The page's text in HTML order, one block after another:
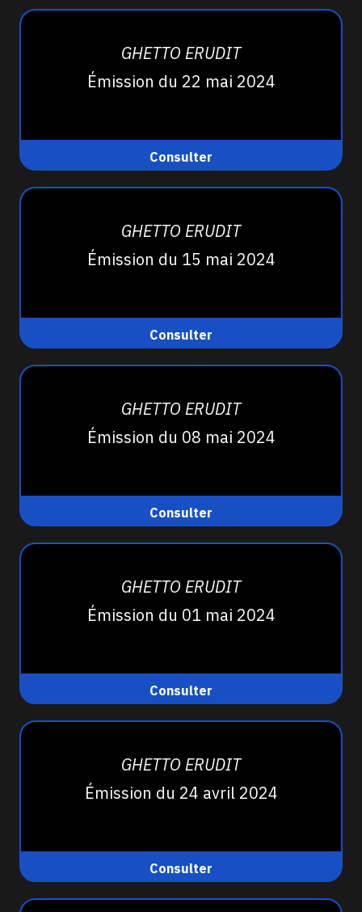
GHETTO ERUDIT
Émission du 22 mai 2024
Consulter
GHETTO ERUDIT
Émission du 15 mai 2024
Consulter
GHETTO ERUDIT
Émission du 08 mai 2024
Consulter
GHETTO ERUDIT
Émission du 01 mai 2024
Consulter
GHETTO ERUDIT
Émission du 24 avril 2024
Consulter